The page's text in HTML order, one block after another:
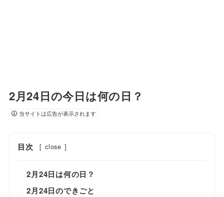
2月24日の今日は何の日？
当サイトは広告が表示されます
目次 [ close ]
2月24日は何の日？
2月24日のできごと